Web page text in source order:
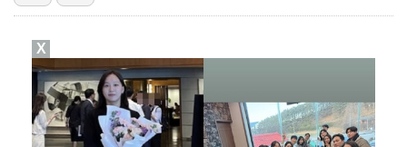
[ST포토] 라이즈 원빈, '얼굴천재'
[ST포토] 에이티즈 윤호, 금발
[ST포토] 에이티즈 여상, '헤어스타일 변신'
X